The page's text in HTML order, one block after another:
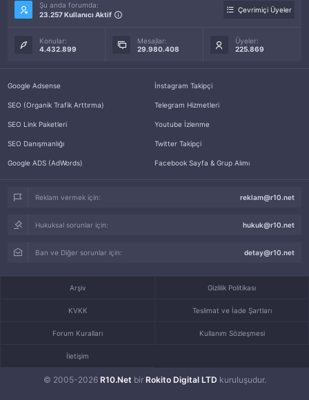
Şu anda forumda:
23.257 Kullanıcı Aktif
Çevrimiçi Üyeler
Konular:
4.432.899
Mesajlar:
29.980.408
Üyeler:
225.869
Google Adsense
SEO (Organik Trafik Arttırma)
SEO Link Paketleri
SEO Danışmanlığı
Google ADS (AdWords)
İnstagram Takipçi
Telegram Hizmetleri
Youtube İzlenme
Twitter Takipçi
Facebook Sayfa & Grup Alımı
Reklam vermek için: reklam@r10.net
Hukuksal sorunlar için: hukuk@r10.net
Ban ve Diğer sorunlar için: detay@r10.net
© 2005-2026 R10.Net bir Rokito Digital LTD kuruluşudur.
Arşiv Gizlilik Politikası
KVKK Teslimat ve İade Şartları
Forum Kuralları Kullanım Sözleşmesi
İletişim